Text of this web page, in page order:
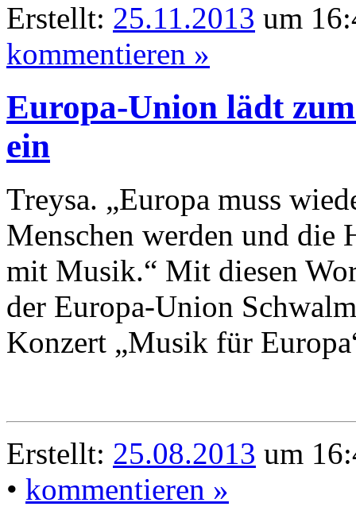
Erstellt: 25.11.2013 um
kommentieren »
Europa-Union lädt
ein
Treysa. „Europa muss
Menschen werden und die
mit Musik.“ Mit diesen
der Europa-Union
Konzert „Musik für
Erstellt: 25.08.2013 um
• kommentieren »